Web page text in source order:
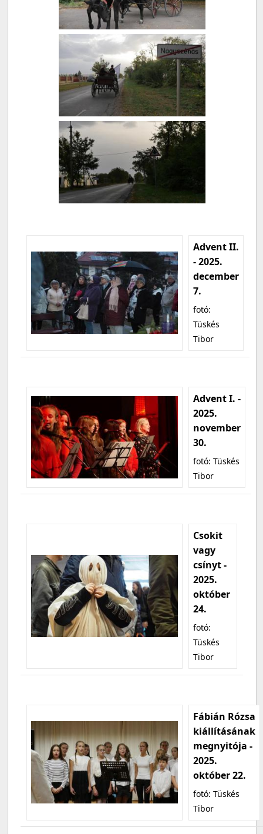
Advent II.
- 2025.
december
7.
fotó:
Tüskés
Tibor
Advent I. -
2025.
november
30.
fotó: Tüskés
Tibor
Csokit
vagy
csínyt -
2025.
október
24.
fotó:
Tüskés
Tibor
Fábián Rózsa
kiállításának
megnyitója -
2025.
október 22.
fotó: Tüskés
Tibor